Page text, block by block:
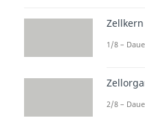
können
Zellkern
1/8 –
2/8 –